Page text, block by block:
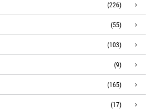
(226)
(55)
(103)
(9)
(165)
(17)